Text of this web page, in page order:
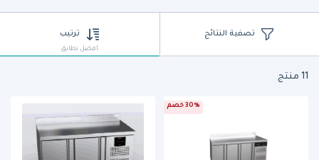
تصفية النتائج ترتيب
أفضل تطابق
11 منتج
30% خصم